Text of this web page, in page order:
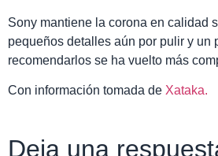
Sony mantiene la corona en calidad
pequeños detalles aún por pulir y un
recomendarlos se ha vuelto más
Con información tomada de Xataka.
Deja una